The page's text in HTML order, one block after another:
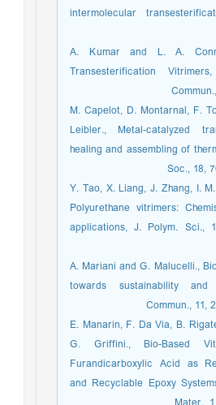
intermolecular
[11] A. Kumar and L. A.
Transesterification
[12] M. Capelot, D. Montarnal,
Leibler., Metal-catalyzed
healing and assembling of
Soc., 18,
[13] Y. Tao, X. Liang, J. Zhang,
Polyurethane vitrimers:
applications, J. Polym. Sci.,
[14] A. Mariani and G.
towards sustainability
Commun., 11,
[15] E. Manarin, F. Da Via, B.
G. Griffini., Bio-Based
Furandicarboxylic Acid as
and Recyclable Epoxy